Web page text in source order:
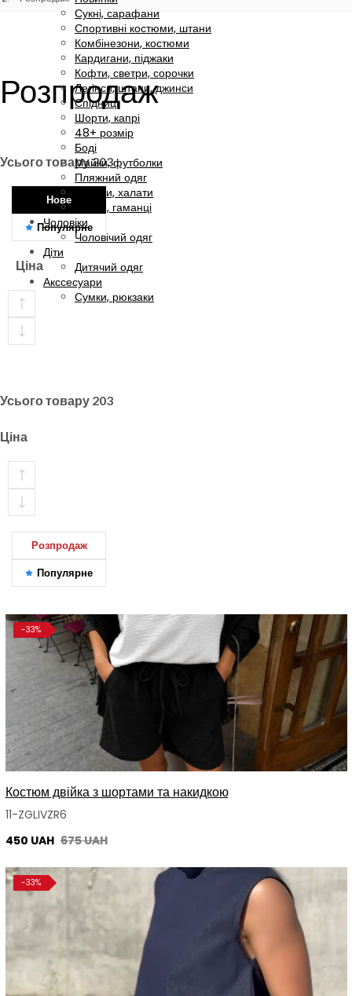
Сукні, сарафани
Спортивні костюми, штани
Комбінезони, костюми
Кардигани, піджаки
Кофти, светри, сорочки
Легінси, штани, джинси
Спідниці
Шорти, капрі
48+ розмір
Боді
Майки, футболки
Пляжний одяг
Піжами, халати
Сумки, гаманці
Чоловіки
Чоловічий одяг
Діти
Дитячий одяг
Акссесуари
Сумки, рюкзаки
Розпродаж
Усього товару203
Нове
Популярне
Ціна
Усього товару 203
Ціна
Розпродаж
Популярне
-33%
Костюм двійка з шортами та накидкою
11-ZGLIVZR6
450 UAH 675 UAH
-33%